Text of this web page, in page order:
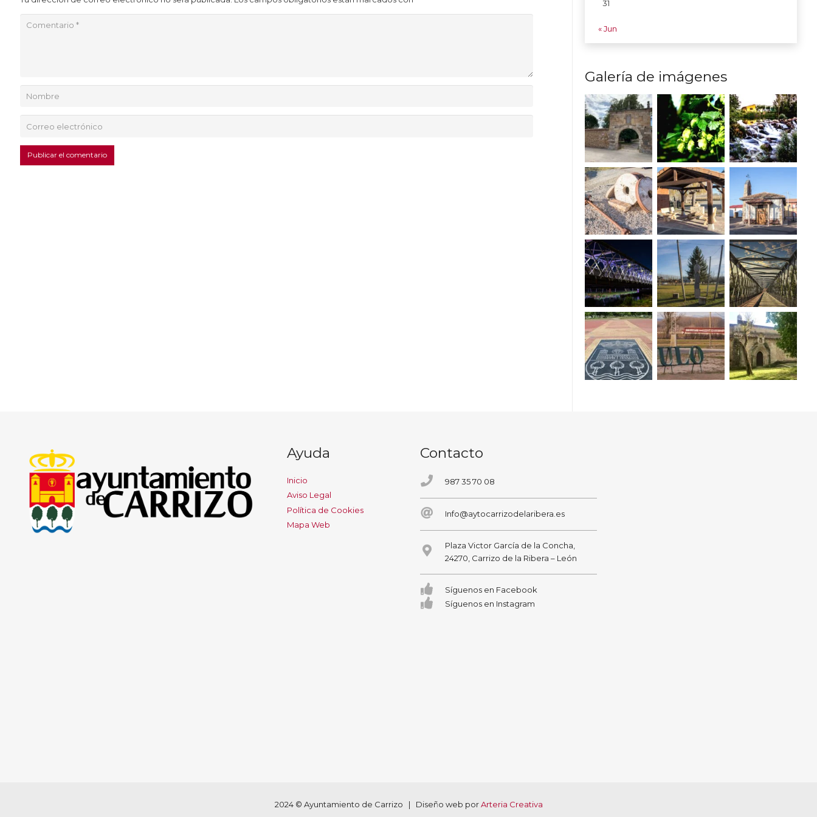
Publicar el comentario
31
« Jun
Galería de imágenes
Ayuda
Inicio
Aviso Legal
Política de Cookies
Mapa Web
Contacto
987 35 70 08
Info@aytocarrizodelaribera.es
Plaza Victor García de la Concha,
24270, Carrizo de la Ribera – León
Síguenos en Facebook
Síguenos en Instagram
2024 © Ayuntamiento de Carrizo | Diseño web porArteria Creativa